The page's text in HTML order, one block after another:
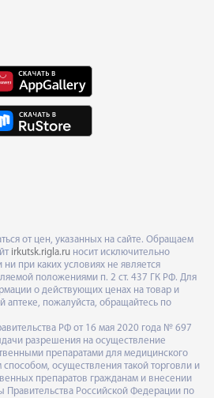
от цен, указанных на сайте. Обращаем
irkutsk.rigla.ru носит исключительно
при каких условиях не является
положениями п. 2 ст. 437 ГК РФ. Для
о действующих ценах на товар и
аптеке, пожалуйста, обращайтесь по
РФ от 16 мая 2020 года № 697
разрешения на осуществление
препаратами для медицинского
осуществления такой торговли и
препаратов гражданам и внесении
Правительства Российской Федерации по